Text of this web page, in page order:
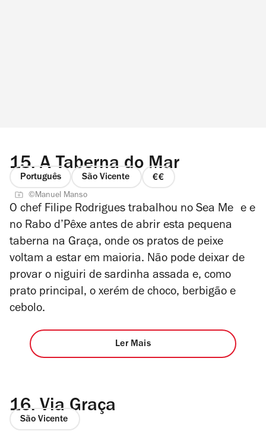
15. A Taberna do Mar
Português São Vicente
preço
de
4
©Manuel Manso
O chef Filipe Rodrigues trabalhou no Sea Me e e
no Rabo d’Pêxe antes de abrir esta pequena
taberna na Graça, onde os pratos de peixe
voltam a estar em maioria. Não pode deixar de
provar o niguiri de sardinha assada e, como
prato principal, o xerém de choco, berbigão e
cebolo.
Ler Mais
16. Via Graça
São Vicente